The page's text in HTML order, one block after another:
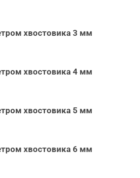
хвостовика 3 мм
хвостовика 4 мм
хвостовика 5 мм
хвостовика 6 мм